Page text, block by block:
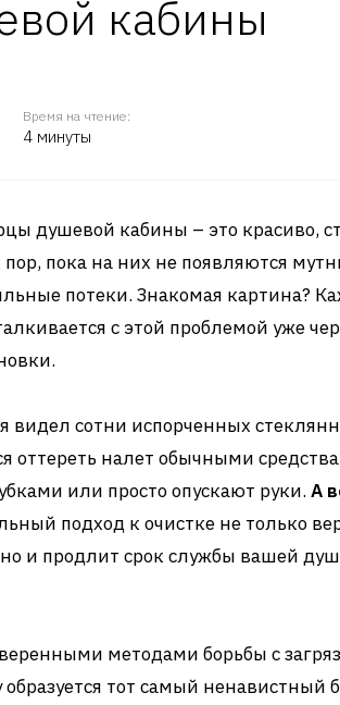
кабины
Время на чтение:
4 минуты
душевой кабины – это красиво,
пока на них не появляются
потеки. Знакомая картина?
с этой проблемой уже
видел сотни испорченных
оттереть налет обычными
или просто опускают руки. А
подход к очистке не только
и продлит срок службы вашей
методами борьбы с
образуется тот самый ненавистный